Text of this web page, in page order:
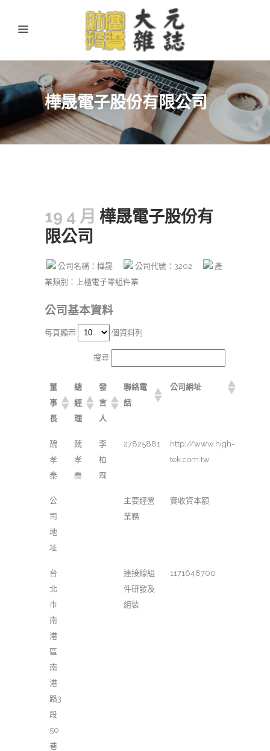
樺晟電子股份有限公司
19 4 月 樺晟電子股份有
限公司
公司名稱：樺晟 公司代號：3202
產
業類別：上櫃電子零組件業
公司基本資料
每頁顯示 個資料列
搜尋:
董
事
長
總
經
理
發
言
人
聯絡電
話
公司網址
魏
孝
秦
魏
孝
秦
李
柏
霖
27825881
http://www.high-
tek.com.tw
公
司
地
址
主要經營
業務
實收資本額
台
北
市
南
港
區
南
港
路3
段
50
巷
連接線組
件研發及
組裝
1171648700